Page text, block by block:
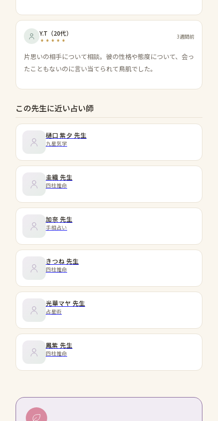
Y.T （20代） 3週間前
片思いの相手について相談。彼の性格や態度について、会っ
たこともないのに言い当てられて鳥肌でした。
この先生に近い占い師
樋口 紫夕 先生
九星気学
圭織 先生
四柱推命
加奈 先生
手相占い
きつね 先生
四柱推命
光華マヤ 先生
占星術
鳳紫 先生
四柱推命